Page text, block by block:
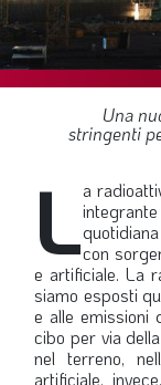
FOCUS
TERZA
LE FOTO
IN
SPAZIO
Una
stringenti
La
con
e artificiale. La
siamo esposti
e alle emissioni
cibo per via
nel terreno,
artificiale,